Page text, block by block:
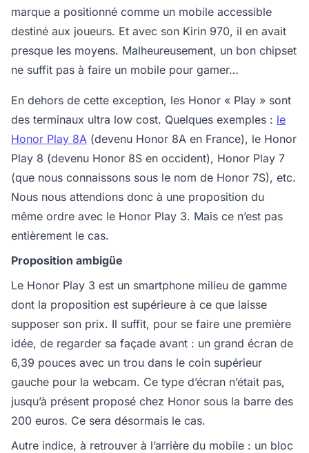
marque a positionné comme un mobile accessible
destiné aux joueurs. Et avec son Kirin 970, il en avait
presque les moyens. Malheureusement, un bon chipset
ne suffit pas à faire un mobile pour gamer…
En dehors de cette exception, les Honor « Play » sont
des terminaux ultra low cost. Quelques exemples : le
Honor Play 8A (devenu Honor 8A en France), le Honor
Play 8 (devenu Honor 8S en occident), Honor Play 7
(que nous connaissons sous le nom de Honor 7S), etc.
Nous nous attendions donc à une proposition du
même ordre avec le Honor Play 3. Mais ce n’est pas
entièrement le cas.
Proposition ambigüe
Le Honor Play 3 est un smartphone milieu de gamme
dont la proposition est supérieure à ce que laisse
supposer son prix. Il suffit, pour se faire une première
idée, de regarder sa façade avant : un grand écran de
6,39 pouces avec un trou dans le coin supérieur
gauche pour la webcam. Ce type d’écran n’était pas,
jusqu’à présent proposé chez Honor sous la barre des
200 euros. Ce sera désormais le cas.
Autre indice, à retrouver à l’arrière du mobile : un bloc